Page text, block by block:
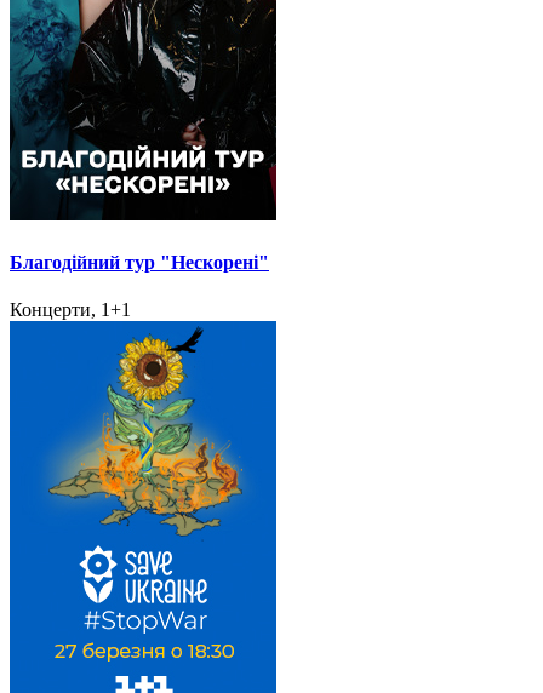
Благодійний тур "Нескорені"
Концерти, 1+1